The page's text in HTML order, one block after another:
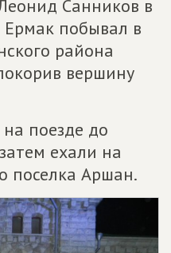
Санников в
Ермак побывал в
района
вершину
поезде до
ехали на
поселка Аршан.